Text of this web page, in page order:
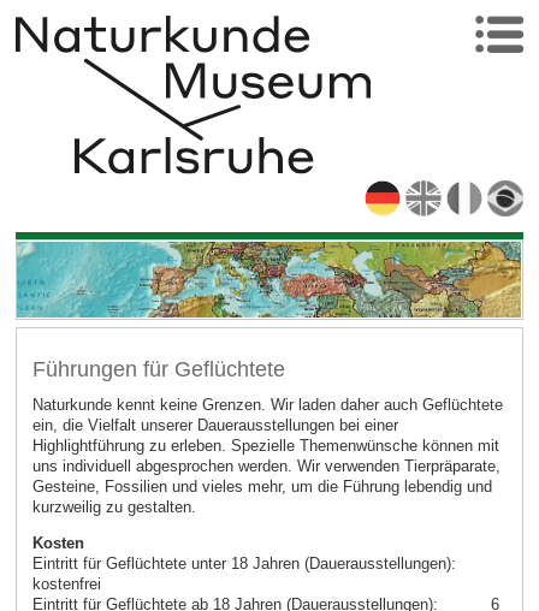
Führungen für Geflüchtete
Naturkunde kennt keine Grenzen. Wir laden daher auch Geflüchtete
ein, die Vielfalt unserer Dauerausstellungen bei einer
Highlightführung zu erleben. Spezielle Themenwünsche können mit
uns individuell abgesprochen werden. Wir verwenden Tierpräparate,
Gesteine, Fossilien und vieles mehr, um die Führung lebendig und
kurzweilig zu gestalten.
Kosten
Eintritt für Geflüchtete unter 18 Jahren (Dauerausstellungen):
kostenfrei
Eintritt für Geflüchtete ab 18 Jahren (Dauerausstellungen): 6